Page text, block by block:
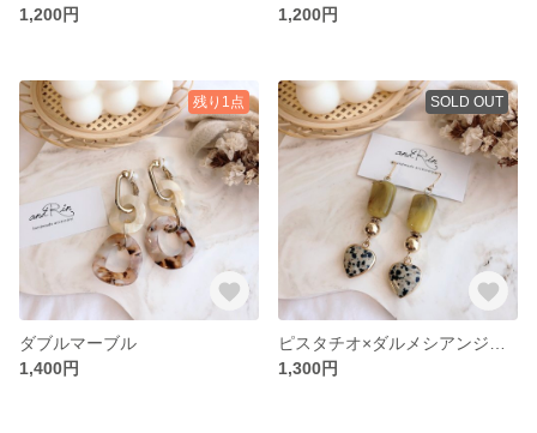
1,200円
1,200円
残り1点
ダブルマーブル
1,400円
SOLD OUT
1,300円